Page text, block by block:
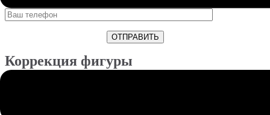
Коррекция фигуры